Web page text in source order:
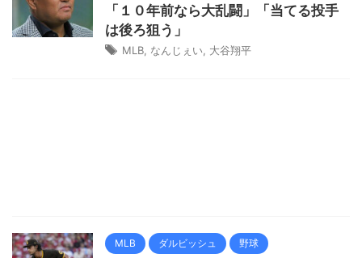
「１０年前なら大乱闘」「当てる投手
は後ろ狙う」
MLB なんじぇい 大谷翔平
MLB ダルビッシュ 野球